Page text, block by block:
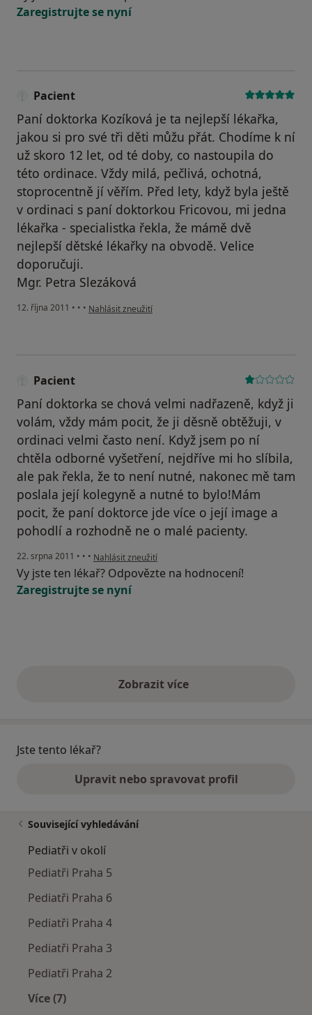
Zaregistrujte se nyní
Pacient
Paní doktorka Kozíková je ta nejlepší lékařka,
jakou si pro své tři děti můžu přát. Chodíme k ní
už skoro 12 let, od té doby, co nastoupila do
této ordinace. Vždy milá, pečlivá, ochotná,
stoprocentně jí věřím. Před lety, když byla ještě
v ordinaci s paní doktorkou Fricovou, mi jedna
lékařka - specialistka řekla, že mámě dvě
nejlepší dětské lékařky na obvodě. Velice
doporučuji.
Mgr. Petra Slezáková
12. října 2011 • • • podle názoru uživatele Pacient
Nahlásit zneužití
Pacient
Paní doktorka se chová velmi nadřazeně, když ji
volám, vždy mám pocit, že ji děsně obtěžuji, v
ordinaci velmi často není. Když jsem po ní
chtěla odborné vyšetření, nejdříve mi ho slíbila,
ale pak řekla, že to není nutné, nakonec mě tam
poslala její kolegyně a nutné to bylo!Mám
pocit, že paní doktorce jde více o její image a
pohodlí a rozhodně ne o malé pacienty.
22. srpna 2011 • • • podle názoru uživatele Pacient
Nahlásit zneužití
Vy jste ten lékař? Odpovězte na hodnocení!
Zaregistrujte se nyní
Zobrazit vícevýše uvedené názory
Jste tento lékař?
Upravit nebo spravovat profil
Související vyhledávání
Pediatři v okolí
Pediatři Praha 5
Pediatři Praha 6
Pediatři Praha 4
Pediatři Praha 3
Pediatři Praha 2
Více (7)